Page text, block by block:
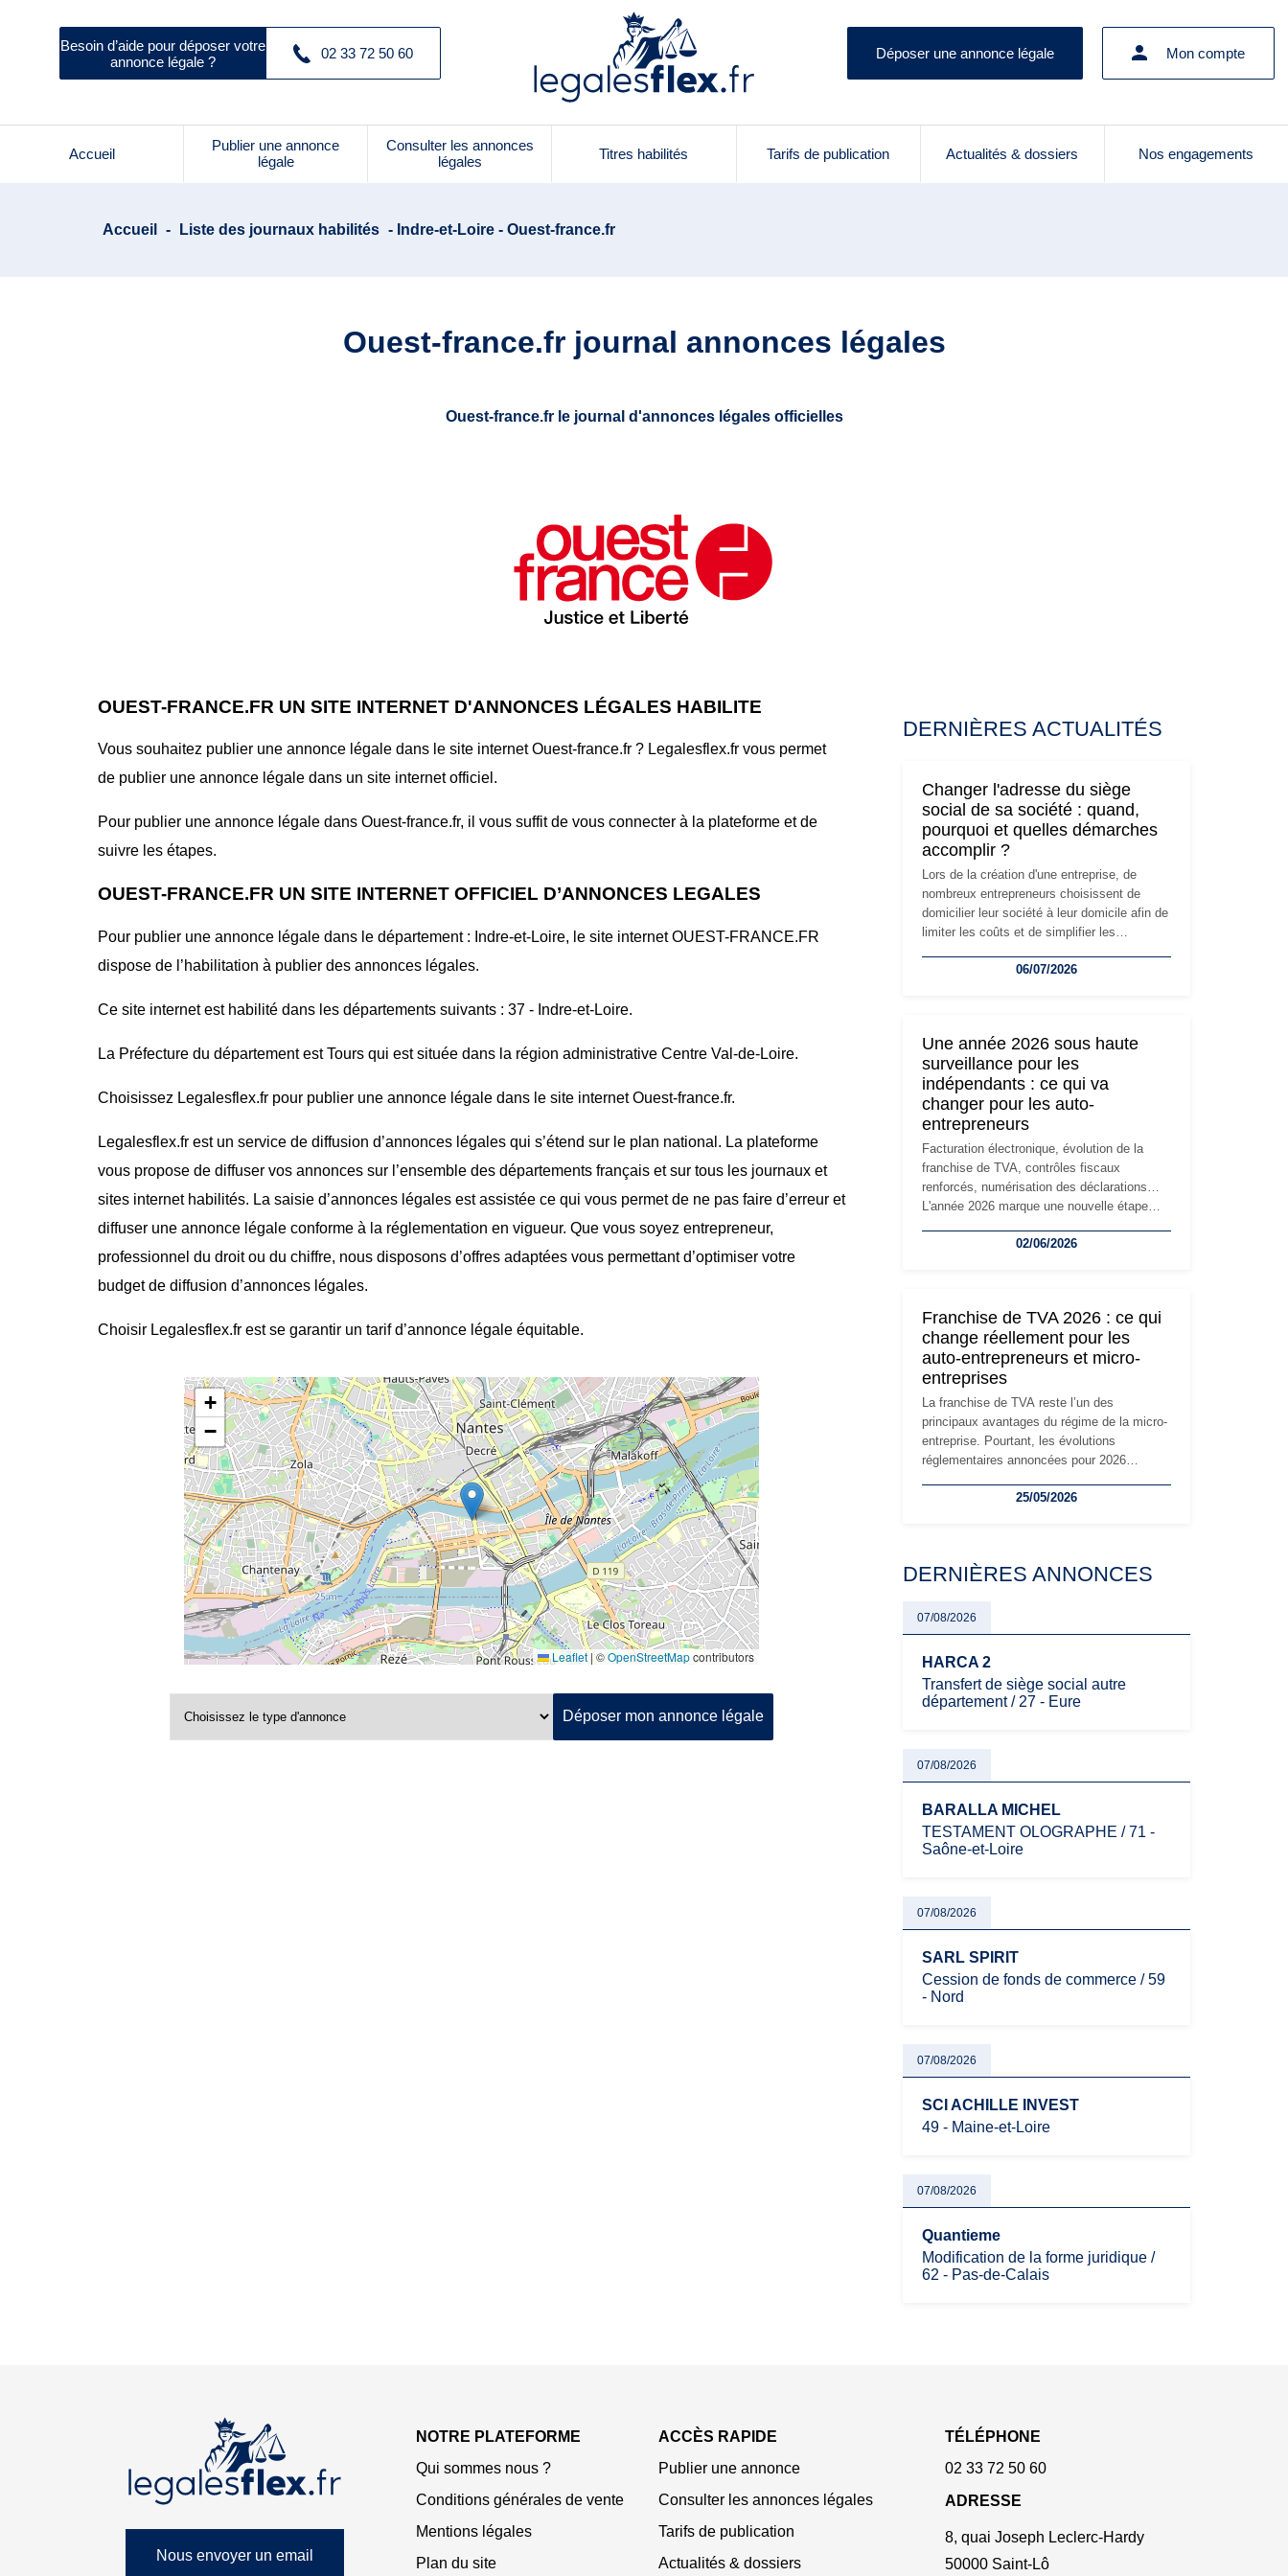
Besoin d’aide pour déposer votre
annonce légale ?
02 33 72 50 60 Déposer une annonce légale Mon compte
Accueil
Publier une annonce
légale
Consulter les annonces
légales
Titres habilités Tarifs de publication Actualités & dossiers Nos engagements
Accueil - Liste des journaux habilités - Indre-et-Loire - Ouest-france.fr
Ouest-france.fr journal annonces légales
Ouest-france.fr le journal d'annonces légales officielles
OUEST-FRANCE.FR UN SITE INTERNET D'ANNONCES LÉGALES HABILITE
Vous souhaitez publier une annonce légale dans le site internet Ouest-france.fr ? Legalesflex.fr vous permet
de publier une annonce légale dans un site internet officiel.
Pour publier une annonce légale dans Ouest-france.fr, il vous suffit de vous connecter à la plateforme et de
suivre les étapes.
OUEST-FRANCE.FR UN SITE INTERNET OFFICIEL D’ANNONCES LEGALES
Pour publier une annonce légale dans le département : Indre-et-Loire, le site internet OUEST-FRANCE.FR
dispose de l’habilitation à publier des annonces légales.
Ce site internet est habilité dans les départements suivants : 37 - Indre-et-Loire.
La Préfecture du département est Tours qui est située dans la région administrative Centre Val-de-Loire.
Choisissez Legalesflex.fr pour publier une annonce légale dans le site internet Ouest-france.fr.
Legalesflex.fr est un service de diffusion d’annonces légales qui s’étend sur le plan national. La plateforme
vous propose de diffuser vos annonces sur l’ensemble des départements français et sur tous les journaux et
sites internet habilités. La saisie d’annonces légales est assistée ce qui vous permet de ne pas faire d’erreur et
diffuser une annonce légale conforme à la réglementation en vigueur. Que vous soyez entrepreneur,
professionnel du droit ou du chiffre, nous disposons d’offres adaptées vous permettant d’optimiser votre
budget de diffusion d’annonces légales.
Choisir Legalesflex.fr est se garantir un tarif d’annonce légale équitable.
+
−
Leaflet | ©OpenStreetMapcontributors
Déposer mon annonce légale
DERNIÈRES ACTUALITÉS
Changer l'adresse du siège
social de sa société : quand,
pourquoi et quelles démarches
accomplir ?
Lors de la création d'une entreprise, de
nombreux entrepreneurs choisissent de
domicilier leur société à leur domicile afin de
limiter les coûts et de simplifier les
l'activité, cette solution peut rapidement
siège social répond souvent à une nouvelle
étape de la vie de l'entreprise et implique
plusieurs formalités obligatoires.
06/07/2026
Une année 2026 sous haute
surveillance pour les
indépendants : ce qui va
changer pour les auto-
entrepreneurs
Facturation électronique, évolution de la
franchise de TVA, contrôles fiscaux
renforcés, numérisation des déclarations…
L'année 2026 marque une nouvelle étape
travailleurs indépendants. Si le régime de la
réglementaire plus exigeant. Décryptage des
principaux changements et des précautions
à prendre pour éviter les mauvaises
surprises.
02/06/2026
Franchise de TVA 2026 : ce qui
change réellement pour les
auto-entrepreneurs et micro-
entreprises
La franchise de TVA reste l’un des
principaux avantages du régime de la micro-
entreprise. Pourtant, les évolutions
réglementaires annoncées pour 2026
les auto-entrepreneurs, artisans et
évoluent dans un contexte de contrôle
oblige les indépendants à rester
particulièrement vigilants.
25/05/2026
DERNIÈRES ANNONCES
07/08/2026
HARCA 2
Transfert de siège social autre
département / 27 - Eure
07/08/2026
BARALLA MICHEL
TESTAMENT OLOGRAPHE / 71 -
Saône-et-Loire
07/08/2026
SARL SPIRIT
Cession de fonds de commerce / 59
- Nord
07/08/2026
SCI ACHILLE INVEST
49 - Maine-et-Loire
07/08/2026
Quantieme
Modification de la forme juridique /
62 - Pas-de-Calais
Nous envoyer un email
NOTRE PLATEFORME
Qui sommes nous ?
Conditions générales de vente
Mentions légales
Plan du site
ACCÈS RAPIDE
Publier une annonce
Consulter les annonces légales
Tarifs de publication
Actualités & dossiers
TÉLÉPHONE
02 33 72 50 60
ADRESSE
8, quai Joseph Leclerc-Hardy
50000 Saint-Lô